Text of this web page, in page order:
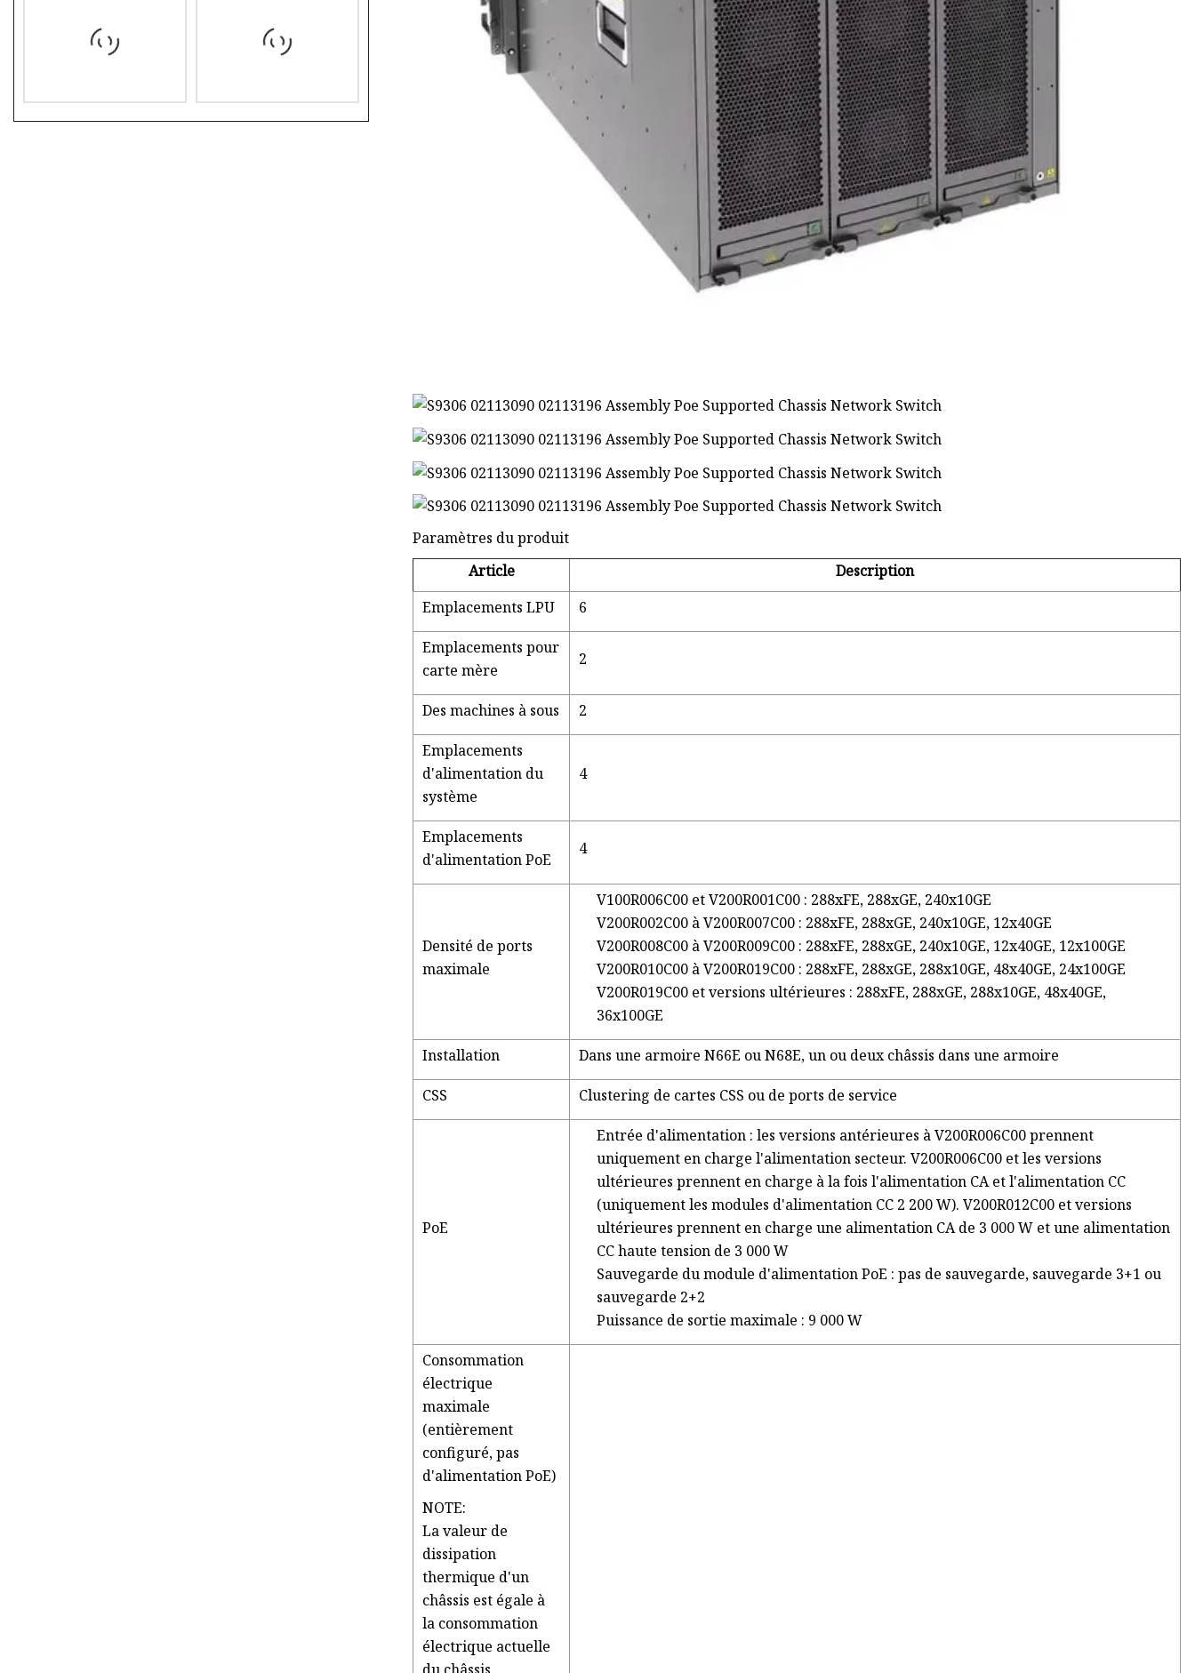
Paramètres du produit
Article
Description
Emplacements LPU
6
Emplacements pour
carte mère
2
Des machines à sous 2
Emplacements
d'alimentation du
système
4
Emplacements
d'alimentation PoE
4
Densité de ports
maximale
V100R006C00 et V200R001C00 : 288xFE, 288xGE, 240x10GE
V200R002C00 à V200R007C00 : 288xFE, 288xGE, 240x10GE, 12x40GE
V200R008C00 à V200R009C00 : 288xFE, 288xGE, 240x10GE, 12x40GE, 12x100GE
V200R010C00 à V200R019C00 : 288xFE, 288xGE, 288x10GE, 48x40GE, 24x100GE
V200R019C00 et versions ultérieures : 288xFE, 288xGE, 288x10GE, 48x40GE,
36x100GE
Installation Dans une armoire N66E ou N68E, un ou deux châssis dans une armoire
CSS Clustering de cartes CSS ou de ports de service
PoE
Entrée d'alimentation : les versions antérieures à V200R006C00 prennent
uniquement en charge l'alimentation secteur. V200R006C00 et les versions
ultérieures prennent en charge à la fois l'alimentation CA et l'alimentation CC
(uniquement les modules d'alimentation CC 2 200 W). V200R012C00 et versions
ultérieures prennent en charge une alimentation CA de 3 000 W et une alimentation
CC haute tension de 3 000 W
Sauvegarde du module d'alimentation PoE : pas de sauvegarde, sauvegarde 3+1 ou
sauvegarde 2+2
Puissance de sortie maximale : 9 000 W
Consommation
électrique
maximale
(entièrement
configuré, pas
d'alimentation PoE)
NOTE:
La valeur de
dissipation
thermique d'un
châssis est égale à
la consommation
électrique actuelle